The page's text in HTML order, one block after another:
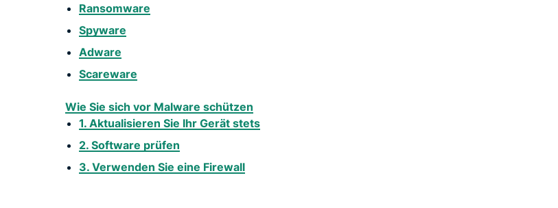
Ransomware
Spyware
Adware
Scareware
Wie Sie sich vor Malware schützen
1. Aktualisieren Sie Ihr Gerät stets
2. Software prüfen
3. Verwenden Sie eine Firewall